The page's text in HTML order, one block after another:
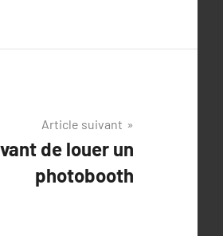
Article suivant
de louer un
photobooth